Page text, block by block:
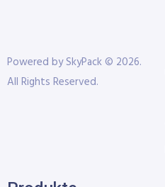
Powered by SkyPack © 2026.
All Rights Reserved.